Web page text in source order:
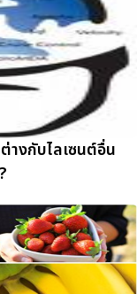
างกับไลเซนต์อื่น